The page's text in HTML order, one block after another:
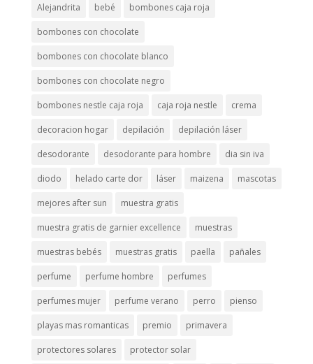
Alejandrita bebé bombones caja roja
bombones con chocolate
bombones con chocolate blanco
bombones con chocolate negro
bombones nestle caja roja caja roja nestle crema
decoracion hogar depilación depilación láser
desodorante desodorante para hombre dia sin iva
diodo helado carte dor láser maizena mascotas
mejores after sun muestra gratis
muestra gratis de garnier excellence muestras
muestras bebés muestras gratis paella pañales
perfume perfume hombre perfumes
perfumes mujer perfume verano perro pienso
playas mas romanticas premio primavera
protectores solares protector solar